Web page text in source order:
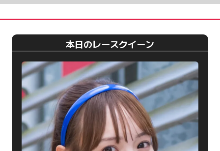
の
ペ
ー
ジ
送
り
本日のレースクイーン